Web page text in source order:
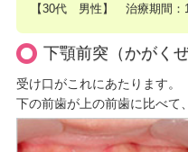
【30代 男性】 治療期間：
下顎前突（かがくぜ
受け口がこれにあたります。
下の前歯が上の前歯に比べて